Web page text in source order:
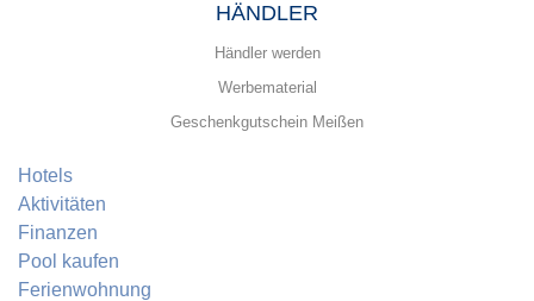
HÄNDLER
Händler werden
Werbematerial
Geschenkgutschein Meißen
Hotels
Aktivitäten
Finanzen
Pool kaufen
Ferienwohnung